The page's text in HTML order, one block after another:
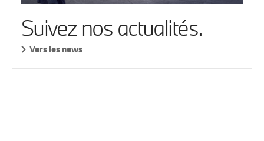
Suivez nos actualités.
Vers les news